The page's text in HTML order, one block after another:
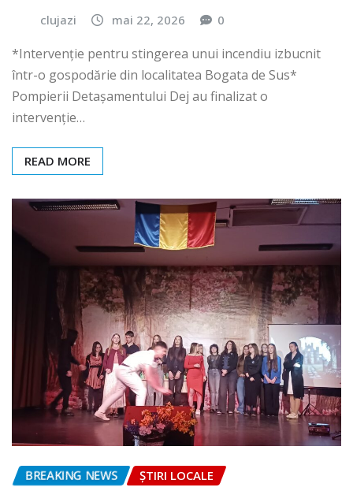
clujazi mai 22, 2026 0
*Intervenție pentru stingerea unui incendiu izbucnit
într-o gospodărie din localitatea Bogata de Sus*
Pompierii Detașamentului Dej au finalizat o
intervenție…
READ MORE
BREAKING NEWS ȘTIRI LOCALE